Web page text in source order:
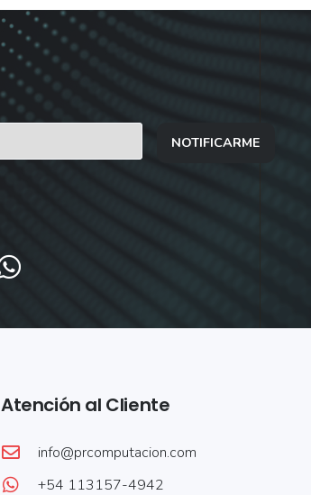
NOTIFICARME
Atención al Cliente
info@prcomputacion.com
+54 113157-4942